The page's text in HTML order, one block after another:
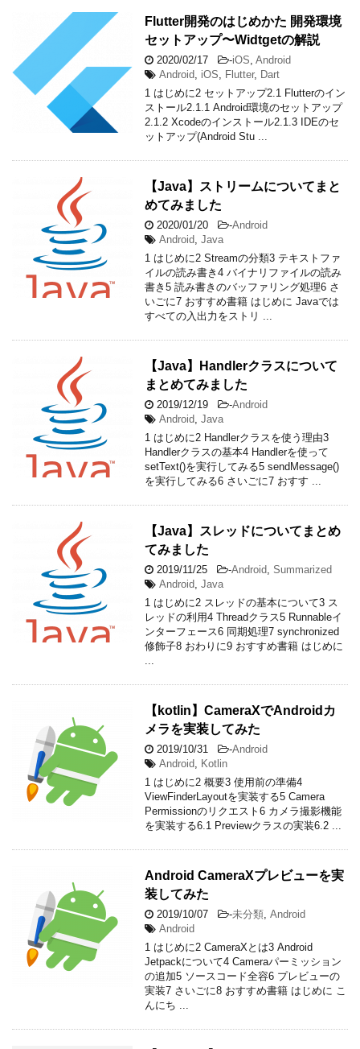
Flutter開発のはじめかた 開発環境
セットアップ〜Widtgetの解説
2020/02/17 -iOS Android
Android iOS Flutter, Dart
1 はじめに2 セットアップ2.1 Flutterのイン
ストール2.1.1 Android環境のセットアップ
2.1.2 Xcodeのインストール2.1.3 IDEのセ
ットアップ(Android Stu ...
【Java】ストリームについてまと
めてみました
2020/01/20 -Android
Android Java
1 はじめに2 Streamの分類3 テキストファ
イルの読み書き4 バイナリファイルの読み
書き5 読み書きのバッファリング処理6 さ
いごに7 おすすめ書籍 はじめに Javaでは
すべての入出力をストリ ...
【Java】Handlerクラスについて
まとめてみました
2019/12/19 -Android
Android Java
1 はじめに2 Handlerクラスを使う理由3
Handlerクラスの基本4 Handlerを使って
setText()を実行してみる5 sendMessage()
を実行してみる6 さいごに7 おすす ...
【Java】スレッドについてまとめ
てみました
2019/11/25 -Android Summarized
Android Java
1 はじめに2 スレッドの基本について3 ス
レッドの利用4 Threadクラス5 Runnableイ
ンターフェース6 同期処理7 synchronized
修飾子8 おわりに9 おすすめ書籍 はじめに
【kotlin】CameraXでAndroidカ
メラを実装してみた
2019/10/31 -Android
Android Kotlin
1 はじめに2 概要3 使用前の準備4
ViewFinderLayoutを実装する5 Camera
Permissionのリクエスト6 カメラ撮影機能
を実装する6.1 Previewクラスの実装6.2 ...
Android CameraXプレビューを実
装してみた
2019/10/07 -未分類 Android
Android
1 はじめに2 CameraXとは3 Android
Jetpackについて4 Cameraパーミッション
の追加5 ソースコード全容6 プレビューの
実装7 さいごに8 おすすめ書籍 はじめに こ
んにち ...